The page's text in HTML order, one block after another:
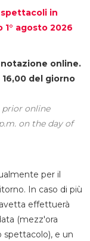
in
agosto 2026
online.
del giorno
prior online
on the day of
per il
In caso di più
effettuerà
(mezz'ora
spettacolo), e un